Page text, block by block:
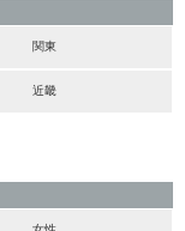
関東
近畿